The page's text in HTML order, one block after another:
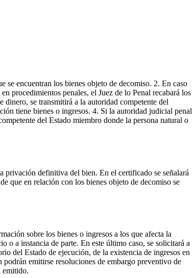
se encuentran los bienes objeto de decomiso. 2. En caso
procedimientos penales, el Juez de lo Penal recabará los
dinero, se transmitirá a la autoridad competente del
tiene bienes o ingresos. 4. Si la autoridad judicial penal
del Estado miembro donde la persona natural o
privación definitiva del bien. En el certificado se señalará
que en relación con los bienes objeto de decomiso se
sobre los bienes o ingresos a los que afecta la
o a instancia de parte. En este último caso, se solicitará a
del Estado de ejecución, de la existencia de ingresos en
emitirse resoluciones de embargo preventivo de
emitido.